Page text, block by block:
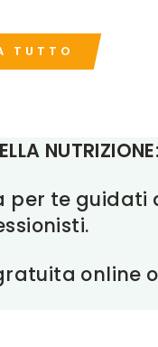
TUTTO
NUTRIZIONE:
per te
online